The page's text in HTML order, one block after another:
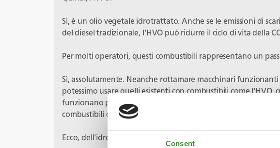
Consent
Sì, è un olio vegetale idrotrattato. Anche se le emissioni di
del diesel tradizionale, l'HVO può ridurre il ciclo di vita della
Per molti operatori, questi combustibili rappresentano un
Sì, assolutamente. Neanche rottamare macchinari
potessimo usare quelli esistenti con combustibili come l'HVO,
funzionano più, possiamo sostituirli con altri meno inquinanti.
combustibili che stiamo analizzando: idrogeno, DME,
Ecco, dell'idrogeno se ne parla da un po'. Che novità ci sono?